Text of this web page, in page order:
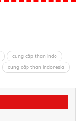
cung cấp than indo
cung cấp than indonesia